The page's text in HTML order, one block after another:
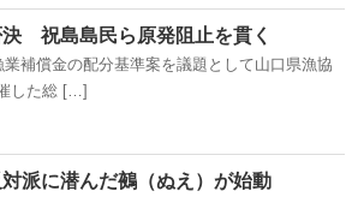
祝島島民ら原発阻止を貫く
補償金の配分基準案を議題として山口県漁協
した総 […]
派に潜んだ鵺（ぬえ）が始動